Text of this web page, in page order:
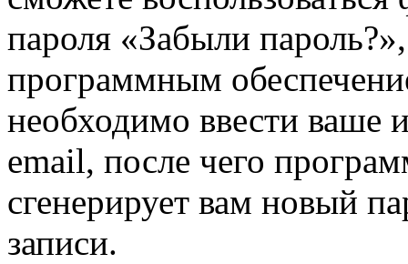
пароля «Забыли
программным
необходимо ввести ваше
email, после чего
сгенерирует вам новый
записи.